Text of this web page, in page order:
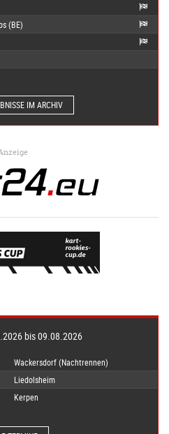
(BE)
IM ARCHIV
bis 09.08.2026
Wackersdorf (Nachtrennen)
Liedolsheim
Kerpen